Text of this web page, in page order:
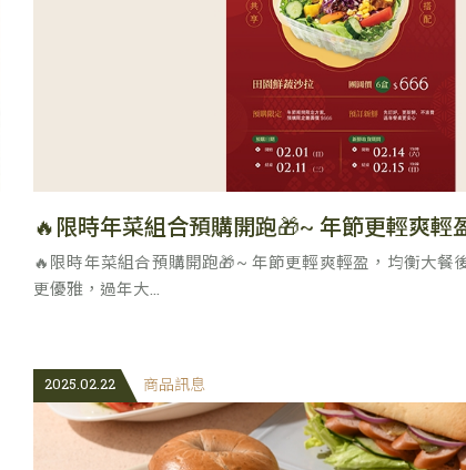
🔥限時年菜組合預購開跑🎁~ 年節更輕爽輕盈，均衡大餐
更優雅，過年大...
2025.02.22 商品訊息